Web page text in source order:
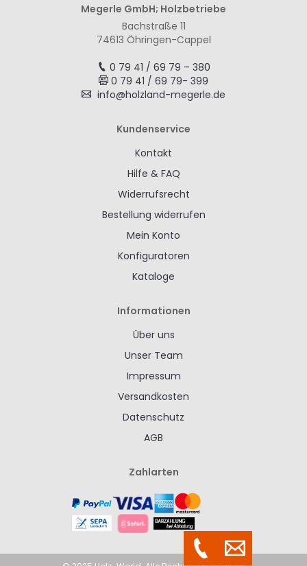
Megerle GmbH; Holzbetriebe
Bachstraße 11
74613 Öhringen-Cappel
0 79 41 / 69 79 – 380
0 79 41 / 69 79- 399
info@holzland-megerle.de
Kundenservice
Kontakt
Hilfe & FAQ
Widerrufsrecht
Bestellung widerrufen
Mein Konto
Konfiguratoren
Kataloge
Informationen
Über uns
Unser Team
Impressum
Versandkosten
Datenschutz
AGB
Zahlarten